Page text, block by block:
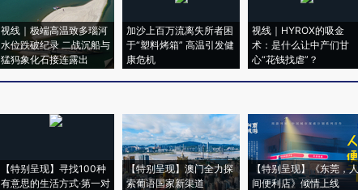
视线｜极端高温致多瑙河
水位跌破纪录 二战沉船与
猛犸象化石接连露出
加沙上百万流离失所者困
于“塑料烤箱” 高温引发健
康危机
视线｜HYROX的吸金
术：是什么让中产们甘
心“花钱找虐”？
【特别呈现】寻找100种
有意思的生活方式·第一对
【特别呈现】澳门全力探
索葡语国家新渠道
【特别呈现】《东莞，人
间便利店》倾情上线